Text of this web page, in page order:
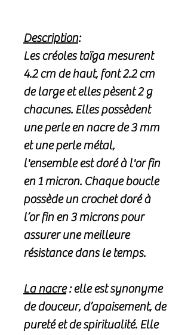
Description:
Les créoles taïga mesurent
4.2 cm de haut, font 2.2 cm
de large et elles pèsent 2 g
chacunes. Elles possèdent
une perle en nacre de 3 mm
et une perle métal,
l'ensemble est doré à l'or fin
en 1 micron. Chaque boucle
possède un crochet doré à
l’or fin en 3 microns pour
assurer une meilleure
résistance dans le temps.
La nacre : elle est synonyme
de douceur, d’apaisement, de
pureté et de spiritualité. Elle